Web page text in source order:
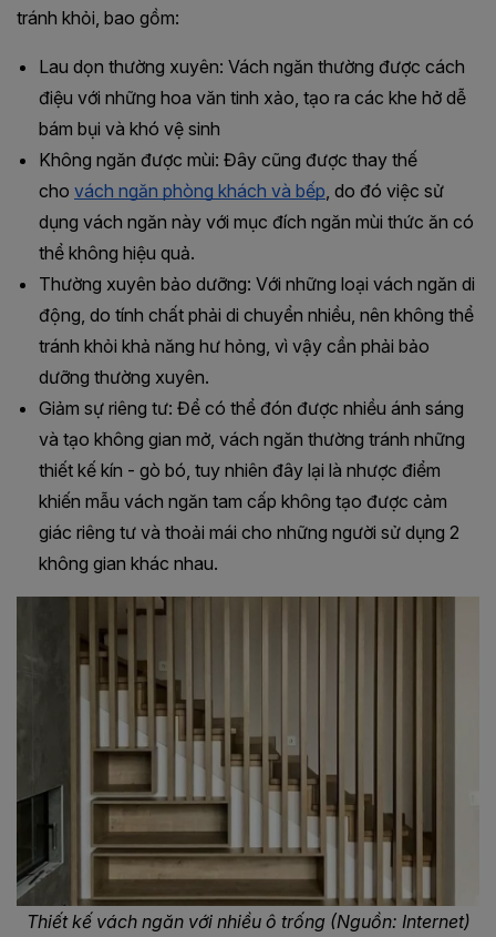
tránh khỏi, bao gồm:
Lau dọn thường xuyên: Vách ngăn thường được cách
điệu với những hoa văn tinh xảo, tạo ra các khe hở dễ
bám bụi và khó vệ sinh
Không ngăn được mùi: Đây cũng được thay thế
cho vách ngăn phòng khách và bếp , do đó việc sử
dụng vách ngăn này với mục đích ngăn mùi thức ăn có
thể không hiệu quả.
Thường xuyên bảo dưỡng: Với những loại vách ngăn di
động, do tính chất phải di chuyển nhiều, nên không thể
tránh khỏi khả năng hư hỏng, vì vậy cần phải bảo
dưỡng thường xuyên.
Giảm sự riêng tư: Để có thể đón được nhiều ánh sáng
và tạo không gian mở, vách ngăn thường tránh những
thiết kế kín - gò bó, tuy nhiên đây lại là nhược điểm
khiến mẫu vách ngăn tam cấp không tạo được cảm
giác riêng tư và thoải mái cho những người sử dụng 2
không gian khác nhau.
Thiết kế vách ngăn với nhiều ô trống (Nguồn: Internet)